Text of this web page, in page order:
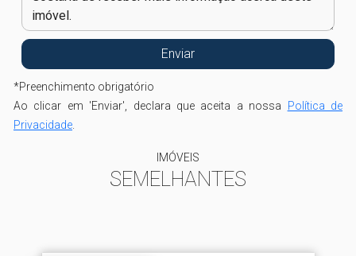
*Preenchimento obrigatório
Ao clicar em 'Enviar', declara que aceita a nossa Política de
Privacidade
IMÓVEIS
SEMELHANTES